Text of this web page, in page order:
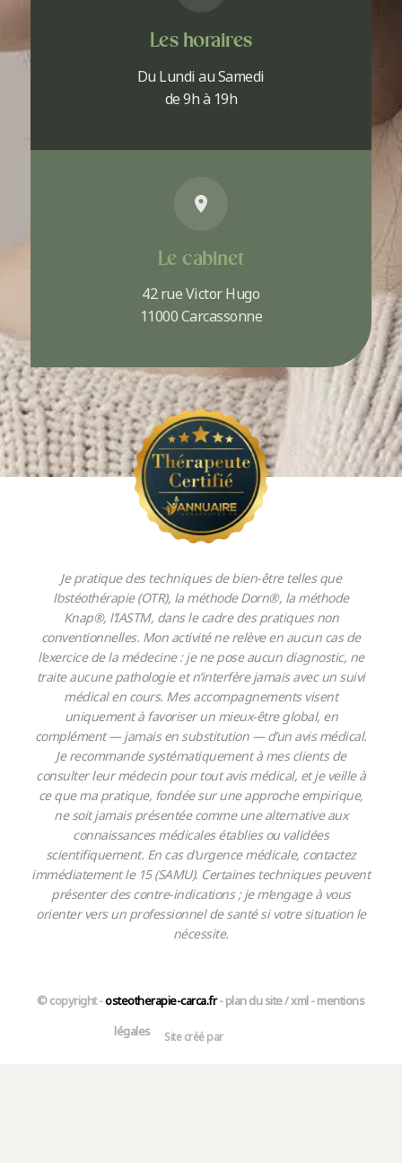
Les horaires
Du Lundi au Samedi
de 9h à 19h
Le cabinet
42 rue Victor Hugo
11000 Carcassonne
Je pratique des techniques de bien-être telles que
l’ostéothérapie (OTR), la méthode Dorn®, la méthode
Knap®, l’IASTM, dans le cadre des pratiques non
conventionnelles. Mon activité ne relève en aucun cas de
l’exercice de la médecine : je ne pose aucun diagnostic, ne
traite aucune pathologie et n’interfère jamais avec un suivi
médical en cours. Mes accompagnements visent
uniquement à favoriser un mieux-être global, en
complément — jamais en substitution — d’un avis médical.
Je recommande systématiquement à mes clients de
consulter leur médecin pour tout avis médical, et je veille à
ce que ma pratique, fondée sur une approche empirique,
ne soit jamais présentée comme une alternative aux
connaissances médicales établies ou validées
scientifiquement. En cas d’urgence médicale, contactez
immédiatement le 15 (SAMU). Certaines techniques peuvent
présenter des contre-indications ; je m’engage à vous
orienter vers un professionnel de santé si votre situation le
nécessite.
© copyright -osteotherapie-carca.fr-plan du site/xml-mentions
légales
Site créé par